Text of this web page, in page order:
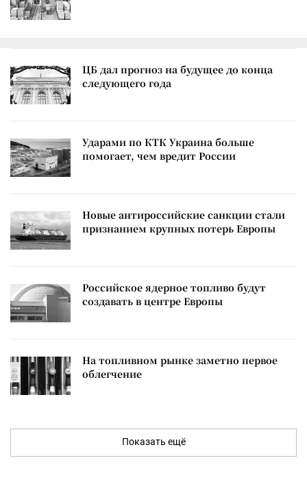
ЦБ дал прогноз на будущее до конца
следующего года
Ударами по КТК Украина больше
помогает, чем вредит России
Новые антироссийские санкции стали
признанием крупных потерь Европы
Российское ядерное топливо будут
создавать в центре Европы
На топливном рынке заметно первое
облегчение
Показать ещё